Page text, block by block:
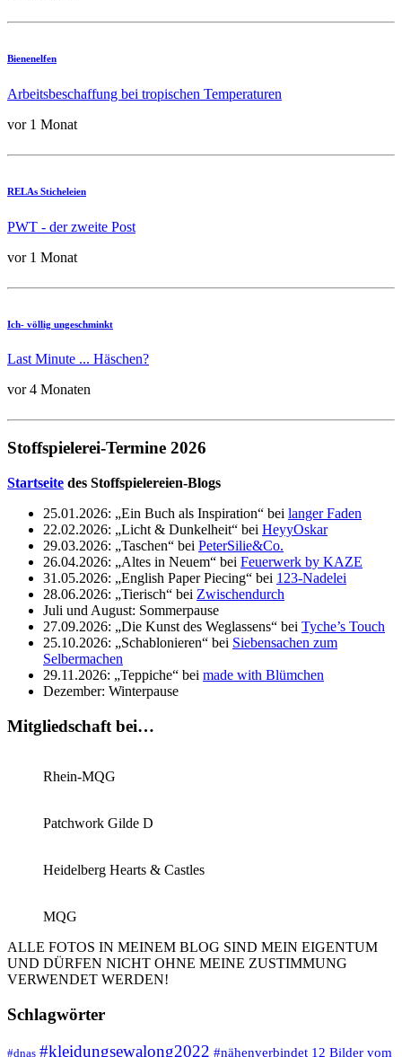
Bienenelfen
Arbeitsbeschaffung bei tropischen Temperaturen
vor 1 Monat
RELAs Sticheleien
PWT - der zweite Post
vor 1 Monat
Ich- völlig ungeschminkt
Last Minute ... Häschen?
vor 4 Monaten
Stoffspielerei-Termine 2026
Startseite des Stoffspielereien-Blogs
25.01.2026: „Ein Buch als Inspiration“ bei langer Faden
22.02.2026: „Licht & Dunkelheit“ bei HeyyOskar
29.03.2026: „Taschen“ bei PeterSilie&Co.
26.04.2026: „Altes in Neuem“ bei Feuerwerk by KAZE
31.05.2026: „English Paper Piecing“ bei 123-Nadelei
28.06.2026: „Tierisch“ bei Zwischendurch
Juli und August: Sommerpause
27.09.2026: „Die Kunst des Weglassens“ bei Tyche’s Touch
25.10.2026: „Schablonieren“ bei Siebensachen zum
Selbermachen
29.11.2026: „Teppiche“ bei made with Blümchen
Dezember: Winterpause
Mitgliedschaft bei…
Rhein-MQG
Patchwork Gilde D
Heidelberg Hearts & Castles
MQG
ALLE FOTOS IN MEINEM BLOG SIND MEIN EIGENTUM
UND DÜRFEN NICHT OHNE MEINE ZUSTIMMUNG
VERWENDET WERDEN!
Schlagwörter
#dnas #kleidungsewalong2022 #nähenverbindet 12 Bilder vom